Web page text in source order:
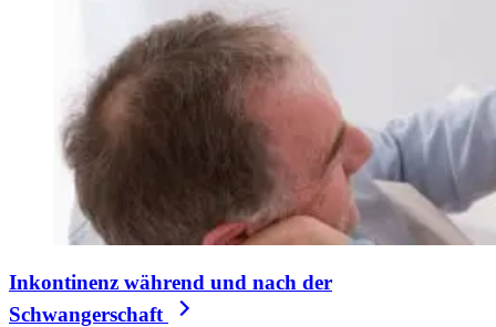
Inkontinenz während und nach der
Schwangerschaft